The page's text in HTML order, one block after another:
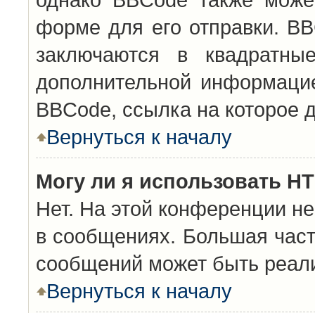
форме для его отправки.
заключаются в
дополнительной
BBCode, ссылка на
Вернуться к началу
Могу ли я использовать
Нет. На этой конференции
в сообщениях. Большая
сообщений может быть
Вернуться к началу